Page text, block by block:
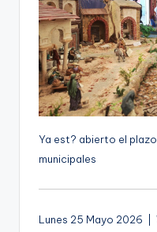
Ya est? abierto el
municipales
Lunes 25 Mayo 2026 |